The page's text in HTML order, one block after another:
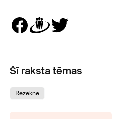
Šī raksta tēmas
Rēzekne